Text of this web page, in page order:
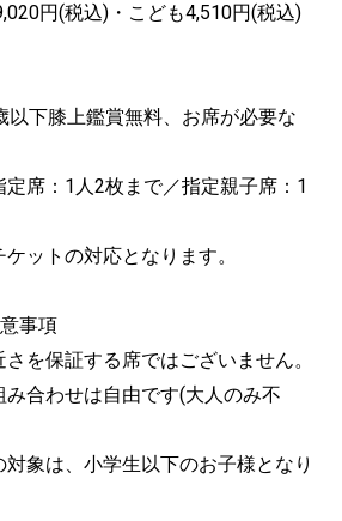
円(税込)・こども4,510円(税込)
以下膝上鑑賞無料、お席が必要な
席：1人2枚まで／指定親子席：1
ットの対応となります。
事項
さを保証する席ではございません。
み合わせは自由です(大人のみ不
対象は、小学生以下のお子様となり